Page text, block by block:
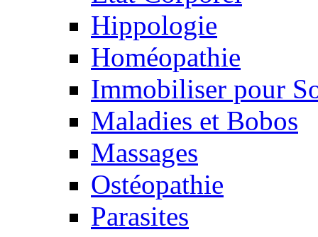
Hippologie
Homéopathie
Immobiliser pour
Maladies et Bobos
Massages
Ostéopathie
Parasites